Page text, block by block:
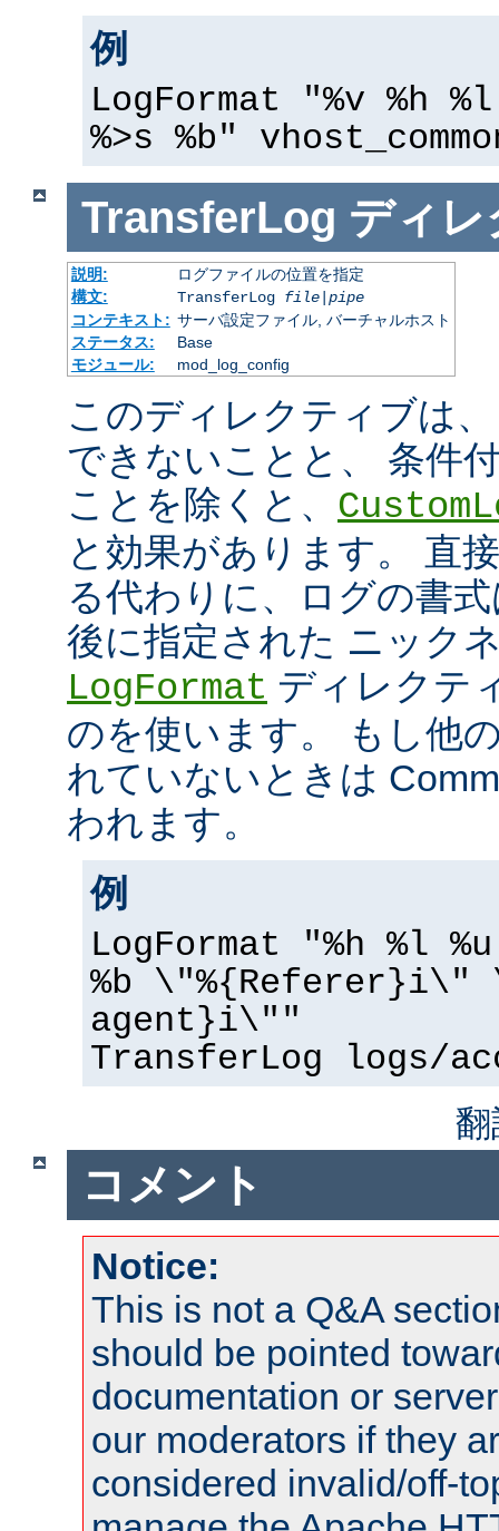
例
LogFormat "%v %h
%>s %b"
TransferLog ディレ
説明:
ログファイルの位置を指定
構文:
TransferLog file| pipe
コンテキスト: サーバ設定ファイル, バーチャルホスト
ステータス:
Base
モジュール:
mod_log_config
このディレクティブは
できないことと、 条件
ことを除くと、
と効果があります。 直
る代わりに、ログの書
後に指定された ニック
LogFormat ディレクテ
のを使います。 もし他
れていないときは
われます。
例
LogFormat "%h %l
%b \"%{Referer}i\"
agent}i\""
TransferLog logs/
コメント
Notice:
This is not a Q&A
should be pointed
documentation or
our moderators if they
considered invalid/off-